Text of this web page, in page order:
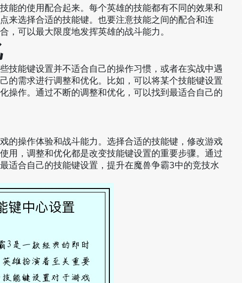
能的使用配合起来。每个英雄的技能都有不同的效果和
来选择合适的技能键。也要注意技能之间的配合和连
，可以最大限度地发挥英雄的战斗能力。
技能键设置并不适合自己的操作习惯，或者在实战中遇
的需求进行调整和优化。比如，可以将某个技能键设置
操作。通过不断的调整和优化，可以找到最适合自己的
的操作体验和战斗能力。选择合适的技能键，修改游戏
用，调整和优化都是改变技能键设置的重要步骤。通过
适合自己的技能键设置，提升在魔兽争霸3中的竞技水